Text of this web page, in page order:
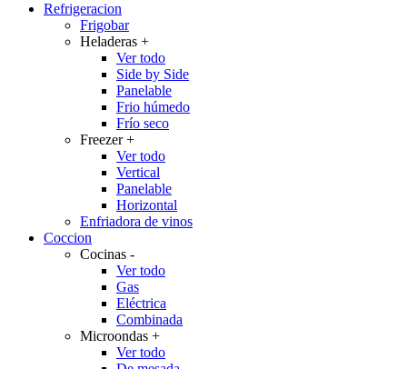
Refrigeracion
Frigobar
Heladeras +
Ver todo
Side by Side
Panelable
Frio húmedo
Frío seco
Freezer+
Ver todo
Vertical
Panelable
Horizontal
Enfriadora de vinos
Coccion
Cocinas -
Ver todo
Gas
Eléctrica
Combinada
Microondas +
Ver todo